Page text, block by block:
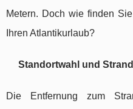
Metern. Doch wie finden
Ihren Atlantikurlaub?
Standortwahl und
Die Entfernung zum